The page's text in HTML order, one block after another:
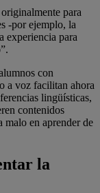
para
-por ejemplo, la
experiencia para
con
a voz facilitan ahora
lingüísticas,
contenidos
malo en aprender de
la